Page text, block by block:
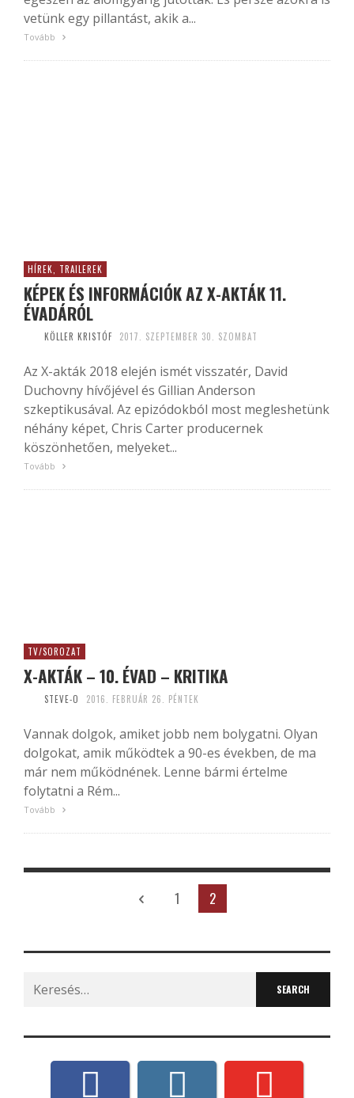
vetünk egy pillantást, akik a...
Tovább
HÍREK, TRAILEREK
KÉPEK ÉS INFORMÁCIÓK AZ X-AKTÁK 11.
ÉVADÁRÓL
KÖLLER KRISTÓF 2017. SZEPTEMBER 30. SZOMBAT
Az X-akták 2018 elején ismét visszatér, David
Duchovny hívőjével és Gillian Anderson
szkeptikusával. Az epizódokból most megleshetünk
néhány képet, Chris Carter producernek
köszönhetően, melyeket...
Tovább
TV/SOROZAT
X-AKTÁK – 10. ÉVAD – KRITIKA
STEVE-O 2016. FEBRUÁR 26. PÉNTEK
Vannak dolgok, amiket jobb nem bolygatni. Olyan
dolgokat, amik működtek a 90-es években, de ma
már nem működnének. Lenne bármi értelme
folytatni a Rém...
Tovább
1 2
Search
for: